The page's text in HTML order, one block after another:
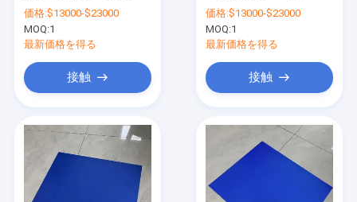
UVCTPの印刷用原版作
成機械、オフセット
CTCP機械
価格:$13000-$23000
MOQ:1
最新価格を得る
接触
400*300mm
価格:$13000-$23000
MOQ:1
最新価格を得る
接触